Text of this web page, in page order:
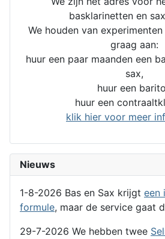
basklarinetten en
We houden van
graag aan:
huur een paar maanden een
sax,
huur een
huur een
klik hier voor meer
Nieuws
1-8-2026 Bas en Sax krijgt een
formule, maar de service gaat
29-7-2026 We hebben twee